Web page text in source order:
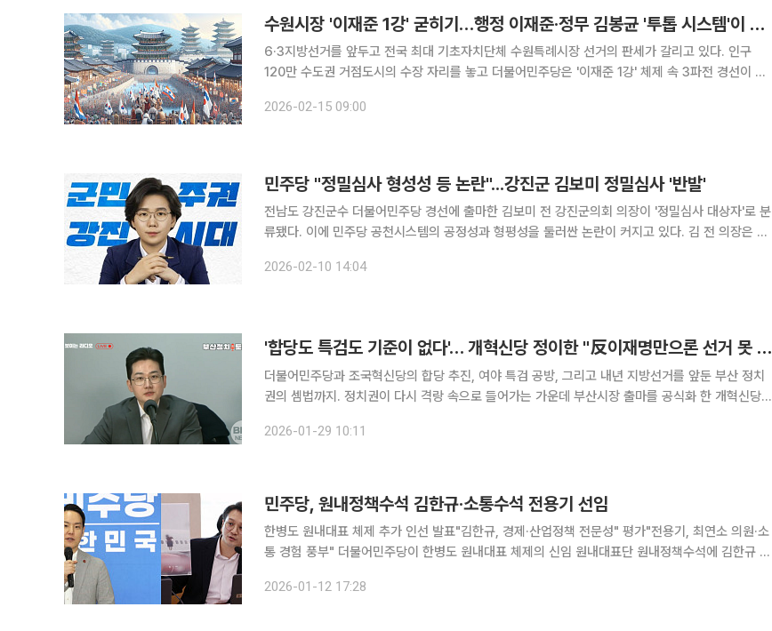
수원시장 '이재준 1강' 굳히기…행정 이재준·정무 김봉균 '투톱 시스템'이 판을 가른다
6·3지방선거를 앞두고 전국 최대 기초자치단체 수원특례시장 선거의 판세가 갈리고 있다. 인구
120만 수도권 거점도시의 수장 자리를 놓고 더불어민주당은 '이재준 1강' 체제 속 3파전 경선이 예
더십만이 아니다. 수원 정치권이 조용히 주목하는 이름, 김봉균
2026-02-15 09:00
민주당 "정밀심사 형성성 등 논란"...강진군 김보미 정밀심사 '반발'
전남도 강진군수 더불어민주당 경선에 출마한 김보미 전 강진군의회 의장이 '정밀심사 대상자'로 분
류됐다. 이에 민주당 공천시스템의 공정성과 형평성을 둘러싼 논란이 커지고 있다. 김 전 의장은 최
하고 나섰다. 이어 그는 "세 번째로 정치 생명을 시험받고 있
2026-02-10 14:04
'합당도 특검도 기준이 없다'… 개혁신당 정이한 "反이재명만으론 선거 못 이긴다"
더불어민주당과 조국혁신당의 합당 추진, 여야 특검 공방, 그리고 내년 지방선거를 앞둔 부산 정치
권의 셈법까지. 정치권이 다시 격랑 속으로 들어가는 가운데 부산시장 출마를 공식화 한 개혁신당
28일 BBS 라디오 인터뷰에서 "지금 정치권은 교착 상태"라며
2026-01-29 10:11
민주당, 원내정책수석 김한규·소통수석 전용기 선임
한병도 원내대표 체제 추가 인선 발표"김한규, 경제·산업정책 전문성" 평가"전용기, 최연소 의원·소
통 경험 풍부" 더불어민주당이 한병도 원내대표 체제의 신임 원내대표단 원내정책수석에 김한규 의
·산업정책 전문성을 인정받았고, 전용기 의원은 전국 최연소 국회의원으
2026-01-12 17:28